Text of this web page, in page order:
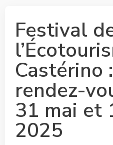
Festival
Castérino :
rendez-
31 mai et
2025